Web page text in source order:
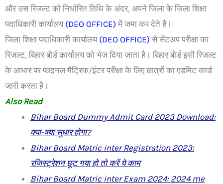
और उस रिजल्ट को निर्धारित तिथि के अंदर, अपने जिला के जिला शिक्षा
पदाधिकारी कार्यालय (DEO OFFICE) में जमा कर देते हैं।
जिला शिक्षा पदाधिकारी कार्यालय (DEO OFFICE) से सेंटअप परीक्षा का
रिजल्ट, बिहार बोर्ड कार्यालय को भेज दिया जाता है। बिहार बोर्ड इसी रिजल्ट
के आधार पर फाइनल मैट्रिक/इंटर परीक्षा के लिए छात्रों का एडमिट कार्ड
जारी करता है।
Also Read
Bihar Board Dummy Admit Card 2023 Download:
क्या-क्या सुधार होगा?
Bihar Board Matric inter Registration 2023:
रजिस्ट्रेशन छूट गया हो तो करें ये काम
Bihar Board Matric inter Exam 2024: 2024 me